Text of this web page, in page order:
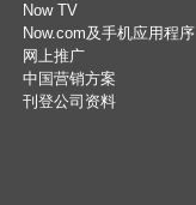
Now TV
Now.com及手机应用程序
网上推广
中国营销方案
刊登公司资料